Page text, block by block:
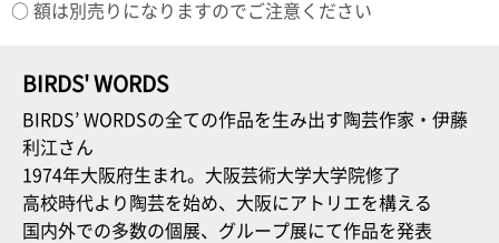
○ 額は別売りになりますのでご注意ください
BIRDS' WORDS
BIRDS’ WORDSの全ての作品を生み出す陶芸作家・伊藤
利江さん
1974年大阪府生まれ。大阪芸術大学大学院修了
高校時代より陶芸を始め、大阪にアトリエを構える
国内外での多数の個展、グループ展にて作品を発表